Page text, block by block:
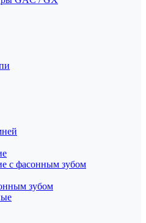
с фасонным зубом
зубом